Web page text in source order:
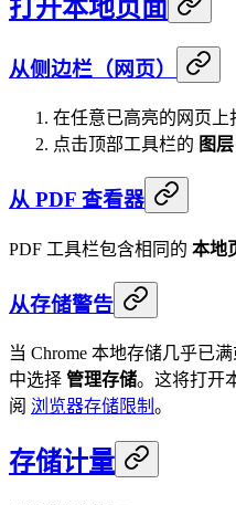
打开本地页面
从侧边栏（网页）
在任意已高亮的网页上
点击顶部工具栏的 图层
从 PDF 查看器
PDF 工具栏包含相同的 本地
从存储警告
当 Chrome 本地存储几乎已
中选择 管理存储。这将打开
阅 浏览器存储限制 。
存储计量